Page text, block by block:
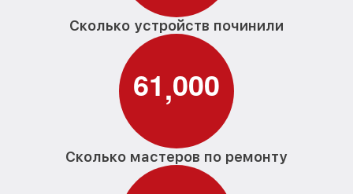
Сколько устройств починили
61,000
Сколько мастеров по ремонту